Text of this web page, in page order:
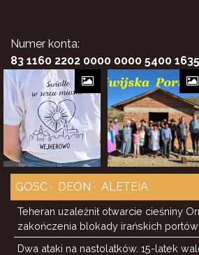
Numer konta:
83 1160 2202 0000 0000 5400 1635
GOSC DEON ALETEIA
Teheran uzależnił otwarcie cieśniny
zakończenia blokady irańskich portów
Dwa ataki na nastolatków. 15-latek